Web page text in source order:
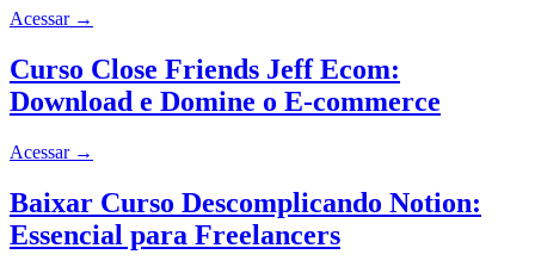
Acessar →
Curso Close Friends Jeff Ecom:
Download e Domine o E-commerce
Acessar →
Baixar Curso Descomplicando Notion:
Essencial para Freelancers